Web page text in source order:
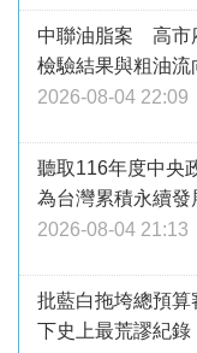
中聯油脂案 高市
檢驗結果與粗油流
2026-08-04 22:09
聽取116年度中央
為台灣累積永續發
2026-08-04 21:13
批藍白拖垮總預
下史上最荒謬紀錄